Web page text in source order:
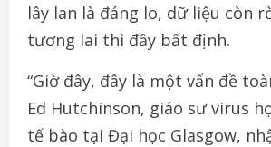
lây lan là đáng lo, dữ liệu còn
tương lai thì đầy bất định.
“Giờ đây, đây là một vấn đề
Ed Hutchinson, giáo sư virus
tế bào tại Đại học Glasgow,